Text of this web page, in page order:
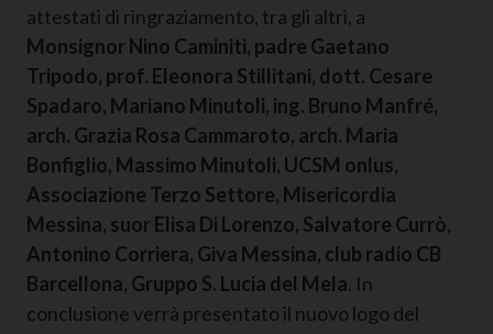
attestati di ringraziamento, tra gli altri, a
Monsignor Nino Caminiti, padre Gaetano
Tripodo, prof. Eleonora Stillitani, dott. Cesare
Spadaro, Mariano Minutoli, ing. Bruno Manfré,
arch. Grazia Rosa Cammaroto, arch. Maria
Bonfiglio, Massimo Minutoli, UCSM onlus,
Associazione Terzo Settore, Misericordia
Messina, suor Elisa Di Lorenzo, Salvatore Currò,
Antonino Corriera, Giva Messina, club radio CB
Barcellona, Gruppo S. Lucia del Mela. In
conclusione verrà presentato il nuovo logo del